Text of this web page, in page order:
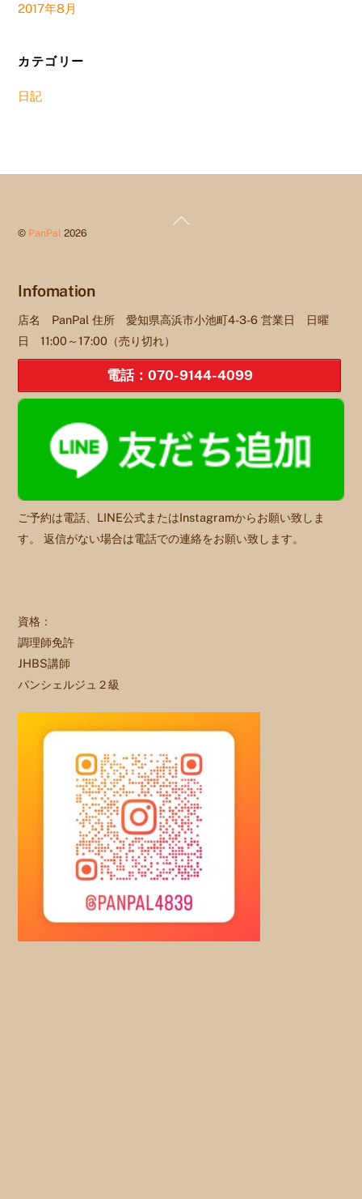
2017年8月
カテゴリー
日記
Back
© PanPal 2026
Infomation
店名 PanPal 住所 愛知県高浜市小池町4-3-6 営業日 日曜
日 11:00～17:00（売り切れ）
電話：070-9144-4099
ご予約は電話、LINE公式またはInstagramからお願い致しま
す。 返信がない場合は電話での連絡をお願い致します。
資格：
調理師免許
JHBS講師
パンシェルジュ２級